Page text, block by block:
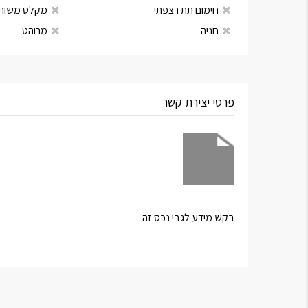
חימום תת רצפתי
חניה
מקלט
מרוהט
פרטי יצירת קשר
בקש מידע לגבי נכס זה